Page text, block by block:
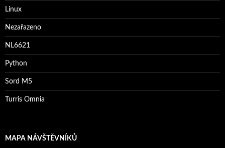
Linux
Nezařazeno
NL6621
Python
Sord M5
Turris Omnia
MAPA NÁVŠTĚVNÍKŮ